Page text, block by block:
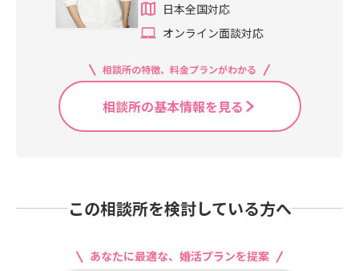
日本全国対応
オンライン面談対応
相談所の特徴、料金プランがわかる
相談所の基本情報を見る
この相談所を検討している方へ
あなたに最適な、婚活プランを提案